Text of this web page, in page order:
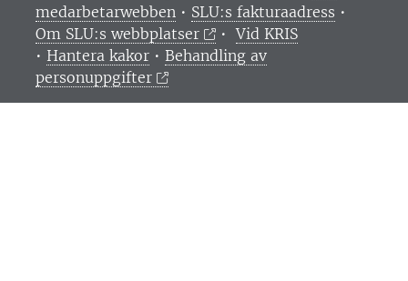
medarbetarwebben • SLU:s fakturaadress •
Om SLU:s webbplatser
•Vid KRIS
• Hantera kakor • Behandling av
personuppgifter